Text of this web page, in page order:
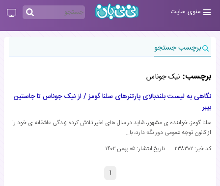
منوی سایت
برچسب جستجو
برچسب: نیک جوناس
نگاهی به لیست بلندبالای پارتنرهای سلنا گومز / از نیک جوناس تا جاستین
بیبر
سلنا گومز، خواننده ی مشهور، شاید در سال های اخیر تلاش کرده زندگی عاشقانه ی خود را
از کانون توجه عمومی دور نگه دارد، با…
کد خبر: ۲۳۸۳۰۲
تاریخ انتشار: ۰۵ بهمن ۱۴۰۲
۱